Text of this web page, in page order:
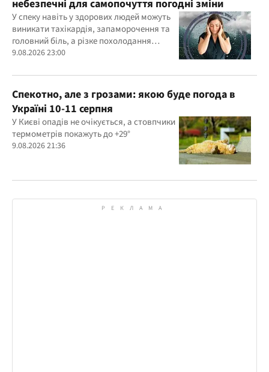
небезпечні для самопочуття погодні зміни
У спеку навіть у здорових людей можуть
виникати тахікардія, запаморочення та
головний біль, а різке похолодання
здатне провокувати спазм судин і
9.08.2026 23:00
Спекотно, але з грозами: якою буде погода в
Україні 10-11 серпня
У Києві опадів не очікується, а стовпчики
термометрів покажуть до +29°
9.08.2026 21:36